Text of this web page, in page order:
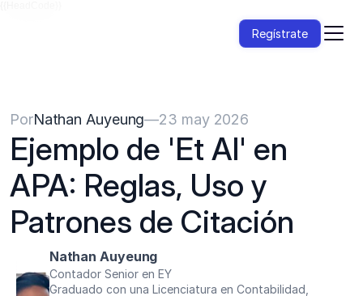
Regístrate
PorNathan Auyeung—23 may 2026
Ejemplo de 'Et Al' en
APA: Reglas, Uso y
Patrones de Citación
Nathan Auyeung
Contador Senior en EY
Graduado con una Licenciatura en Contabilidad,